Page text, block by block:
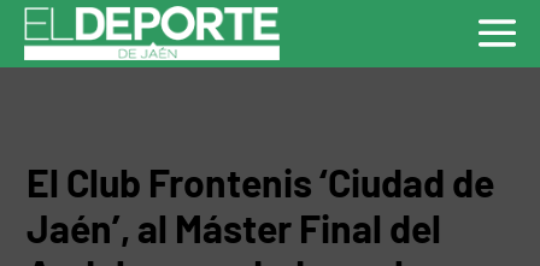
El Club Frontenis ‘Ciudad de
Jaén’, al Máster Final del